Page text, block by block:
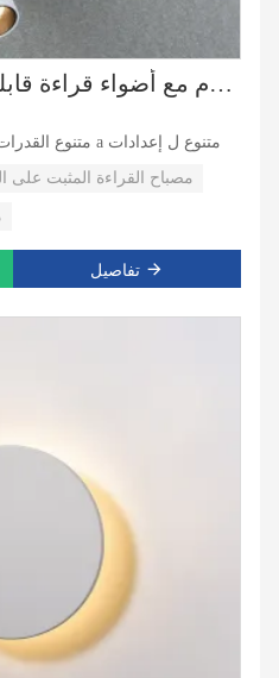
مصباح حائطي موردرم مع أضواء قراءة قابلة لإعادة الشحن ومنفذ USB
مصباح القراءة المثبت على
تفاصيل